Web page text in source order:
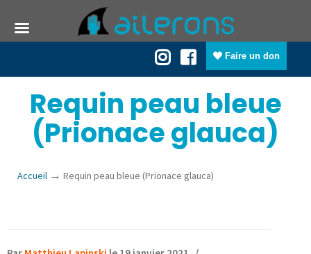
Faire un don
Requin peau bleue
(Prionace glauca)
Accueil → Requin peau bleue (Prionace glauca)